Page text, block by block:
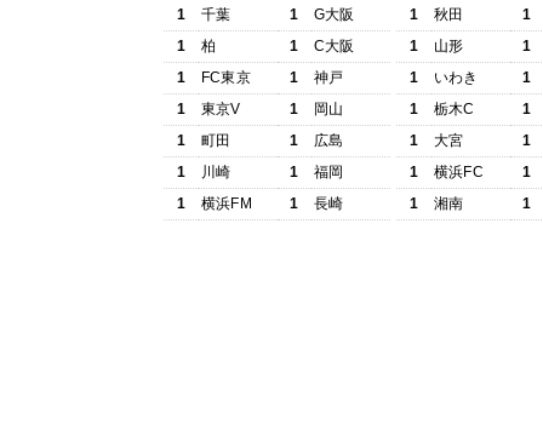
1
千葉 1
G大阪
1
柏 1
C大阪
1
FC東京 1
神戸
1
東京V 1
岡山
1
町田 1
広島
1
川崎 1
福岡
1
横浜FM 1 長崎
1
秋田
1
1
山形
1
1
いわき
1
1
栃木C
1
1
大宮
1
1
横浜FC
1
1
湘南 1